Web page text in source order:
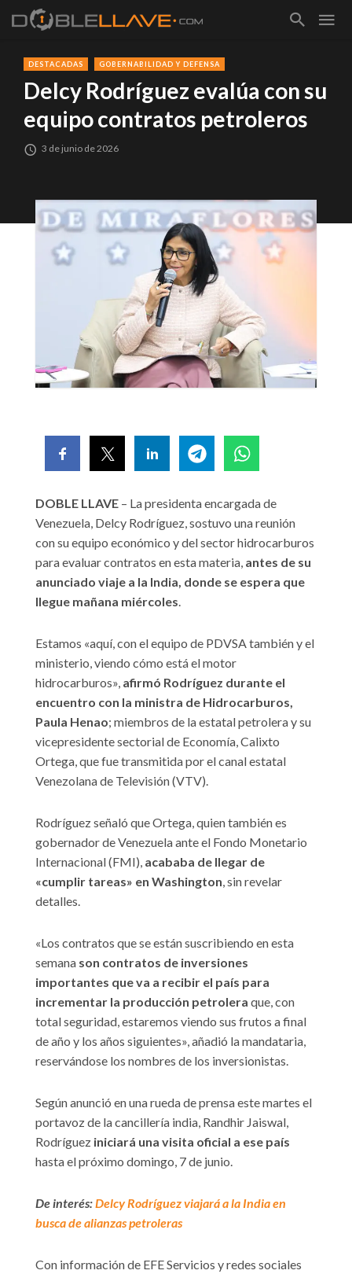
DESTACADAS GOBERNABILIDAD Y DEFENSA
Delcy Rodríguez evalúa con su
equipo contratos petroleros
3 de junio de 2026
DOBLE LLAVE – La presidenta encargada de
Venezuela, Delcy Rodríguez, sostuvo una reunión
con su equipo económico y del sector hidrocarburos
para evaluar contratos en esta materia, antes de su
anunciado viaje a la India, donde se espera que
llegue mañana miércoles.
Estamos «aquí, con el equipo de PDVSA también y el
ministerio, viendo cómo está el motor
hidrocarburos», afirmó Rodríguez durante el
encuentro con la ministra de Hidrocarburos,
Paula Henao; miembros de la estatal petrolera y su
vicepresidente sectorial de Economía, Calixto
Ortega, que fue transmitida por el canal estatal
Venezolana de Televisión (VTV).
Rodríguez señaló que Ortega, quien también es
gobernador de Venezuela ante el Fondo Monetario
Internacional (FMI), acababa de llegar de
«cumplir tareas» en Washington, sin revelar
detalles.
«Los contratos que se están suscribiendo en esta
semana son contratos de inversiones
importantes que va a recibir el país para
incrementar la producción petrolera que, con
total seguridad, estaremos viendo sus frutos a final
de año y los años siguientes», añadió la mandataria,
reservándose los nombres de los inversionistas.
Según anunció en una rueda de prensa este martes el
portavoz de la cancillería india, Randhir Jaiswal,
Rodríguez iniciará una visita oficial a ese país
hasta el próximo domingo, 7 de junio.
De interés:Delcy Rodríguez viajará a la India en
busca de alianzas petroleras
Con información de EFE Servicios y redes sociales